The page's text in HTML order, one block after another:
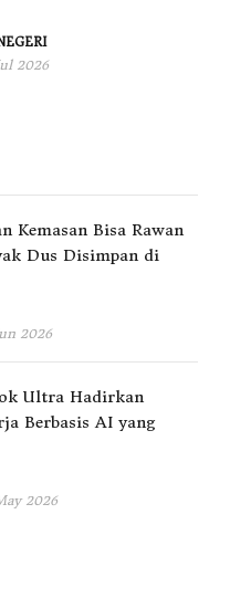
2026
Kemasan Bisa Rawan
Dus Disimpan di
2026
Ultra Hadirkan
Berbasis AI yang
2026